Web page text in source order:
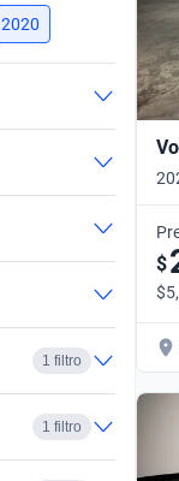
2020
1 filtro
1 filtro
$